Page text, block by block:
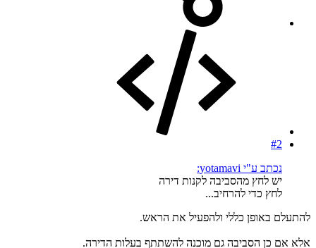
#2
נכתב ע"י yotamavi:
יש לחץ מהסביבה לקנות דירה
לחץ כדי להרחיב...
להתעלם באופן כללי ולהפעיל את הראש.
אלא אם כן הסביבה גם מוכנה להשתתף בעלות הדירה.